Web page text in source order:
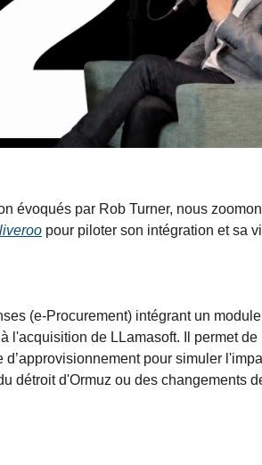
évoqués par Rob Turner, nous
pour piloter son intégration et sa
(e-Procurement) intégrant un
l'acquisition de LLamasoft. Il permet de
d’approvisionnement pour simuler
détroit d'Ormuz ou des changements